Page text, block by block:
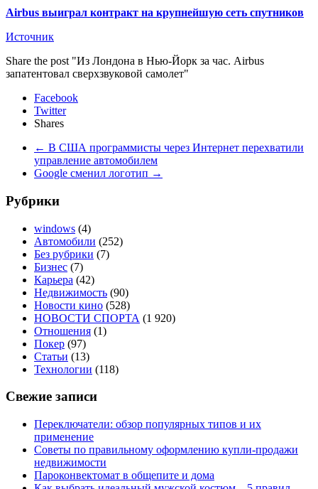
Airbus выиграл контракт на крупнейшую сеть спутников
Источник
Share the post "Из Лондона в Нью-Йорк за час. Airbus
запатентовал сверхзвуковой самолет"
Facebook
Twitter
Shares
← В США программисты через Интернет перехватили
управление автомобилем
Google сменил логотип →
Рубрики
windows (4)
Автомобили (252)
Без рубрики (7)
Бизнес (7)
Карьера (42)
Недвижимость (90)
Новости кино (528)
НОВОСТИ СПОРТА (1 920)
Отношения (1)
Покер (97)
Статьи (13)
Технологии (118)
Свежие записи
Переключатели: обзор популярных типов и их
применение
Советы по правильному оформлению купли-продажи
недвижимости
Пароконвектомат в общепите и дома